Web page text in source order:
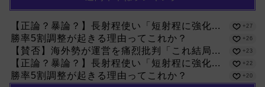
【正論？暴論？】長射程使い「短射程に強化... +27
勝率5割調整が起きる理由ってこれか？ +26
【賛否】海外勢が運営を痛烈批判「これ結局... +23
【正論？暴論？】長射程使い「短射程に強化... +22
勝率5割調整が起きる理由ってこれか？ +20